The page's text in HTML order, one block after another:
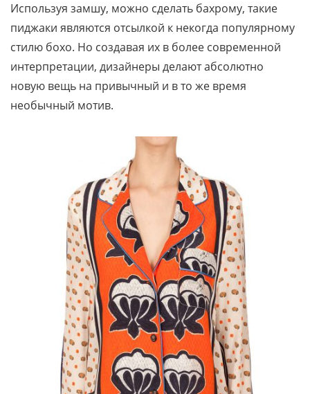
Используя замшу, можно сделать бахрому, такие
пиджаки являются отсылкой к некогда популярному
стилю бохо. Но создавая их в более современной
интерпретации, дизайнеры делают абсолютно
новую вещь на привычный и в то же время
необычный мотив.